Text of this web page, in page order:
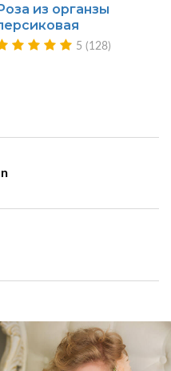
из органзы
5 (128)